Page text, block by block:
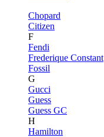
Chopard
Citizen
F
Fendi
Frederique Constant
Fossil
G
Gucci
Guess
Guess GC
H
Hamilton